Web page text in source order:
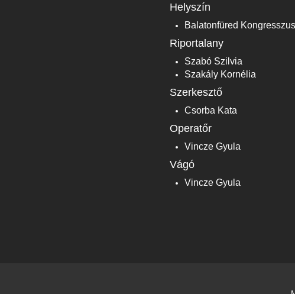
Helyszín
Balatonfüred
Riportalany
Szabó Szilvia
Szakály Kornélia
Szerkesztő
Csorba Kata
Operatőr
Vincze Gyula
Vágó
Vincze Gyula